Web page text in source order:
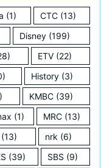
(1) CTC(13)
Disney (199)
ETV (22)
History (3)
KMBC(39)
(1) MRC(13)
(13) nrk (6)
(39) SBS (9)